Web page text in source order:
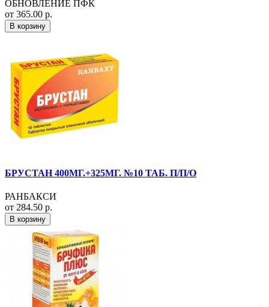
ОБНОВЛЕНИЕ ПФК
от 365.00 р.
В корзину
БРУСТАН 400МГ.+325МГ. №10 ТАБ. П/П/О
РАНБАКСИ
от 284.50 р.
В корзину